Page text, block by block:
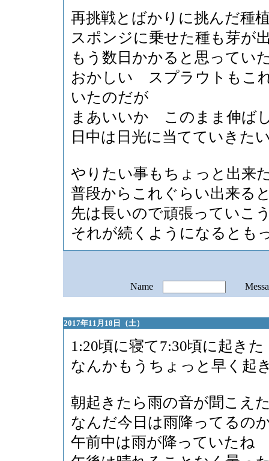
再挑戦とばかりに挑んだ種
スポンジに乗せた種も芽が
もう数日かかると思ってい
おかしい スプラウトもこ
いたのだが
まあいいか このまま伸ば
日中は日光に当てていきた
やりたい事もちょっと出来
普段からこれぐらい出来る
先は長いので頑張っていこ
それが続くようになるとも
Name
2017年11月18日（土）
1:20頃に寝て7:30頃に起きた
なんかもうちょっと早く起
朝起きたら雨の音が聞こえ
なんだ今日は雨降ってるの
午前中は雨が降っていたね